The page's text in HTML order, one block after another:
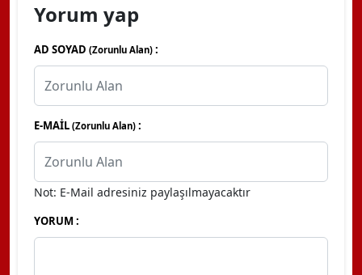
Yorum yap
AD SOYAD (Zorunlu Alan) :
E-MAİL (Zorunlu Alan) :
Not: E-Mail adresiniz paylaşılmayacaktır
YORUM :